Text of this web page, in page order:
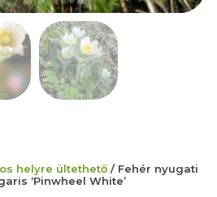
helyre ültethető / Fehér nyugati
‘Pinwheel White’